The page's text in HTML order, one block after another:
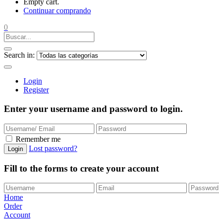
Empty cart.
Continuar comprando
0
Search in:
Login
Register
Enter your username and password to login.
Remember me
Login Lost password?
Fill to the forms to create your account
Home
Order
Account